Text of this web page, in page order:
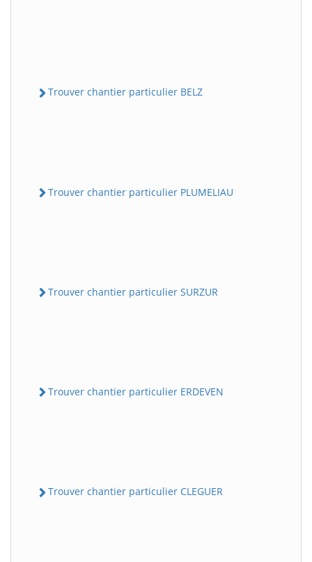
Trouver chantier particulier BELZ
Trouver chantier particulier PLUMELIAU
Trouver chantier particulier SURZUR
Trouver chantier particulier ERDEVEN
Trouver chantier particulier CLEGUER